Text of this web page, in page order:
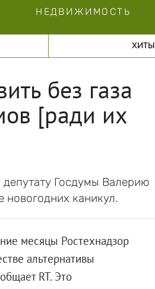
НЕДВИЖИМОСТЬ
ХИТЫ
без газа
[ради их
Госдумы Валерию
новогодних каникул.
месяцы Ростехнадзор
альтернативы
RT. Это